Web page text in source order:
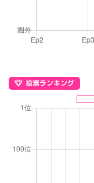
投票ランキング